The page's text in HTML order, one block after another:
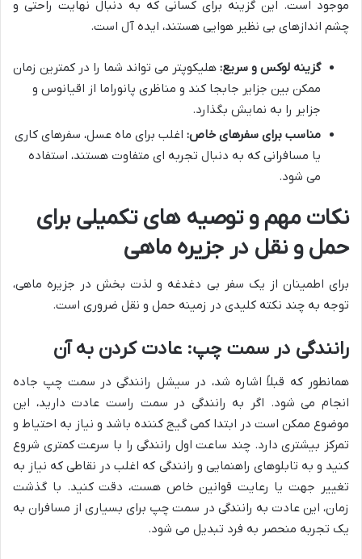
موجود است. این گزینه برای کسانی که به دنبال نهایت راحتی و
چشم اندازهای بی نظیر هوایی هستند، ایده آل است.
گزینه لوکس و سریع: هلیکوپتر می تواند شما را در کمترین زمان
ممکن بین جزایر جابجا کند و مناظری پانوراما از اقیانوس و
جزایر را به نمایش بگذارد.
مناسب برای سفرهای خاص: اغلب برای ماه عسل، سفرهای کاری
یا مسافرانی که به دنبال تجربه ای متفاوت هستند، استفاده
می شود.
نکات مهم و توصیه های تکمیلی برای
حمل و نقل در جزیره ماهی
برای اطمینان از یک سفر بی دغدغه و لذت بخش در جزیره ماهی،
توجه به چند نکته کلیدی در زمینه حمل و نقل ضروری است.
رانندگی در سمت چپ: عادت کردن به آن
همانطور که قبلاً اشاره شد، در سیشل رانندگی در سمت چپ جاده
انجام می شود. اگر به رانندگی در سمت راست عادت دارید، این
موضوع ممکن است در ابتدا کمی گیج کننده باشد و نیاز به احتیاط و
تمرکز بیشتری دارد. چند ساعت اول رانندگی را با سرعت کمتری شروع
کنید و به تابلوهای راهنمایی و رانندگی که اغلب در نقاطی که نیاز به
تغییر جهت یا رعایت قوانین خاص هست، دقت کنید. با گذشت
زمان، این عادت به رانندگی در سمت چپ برای بسیاری از مسافران به
یک تجربه منحصر به فرد تبدیل می شود.